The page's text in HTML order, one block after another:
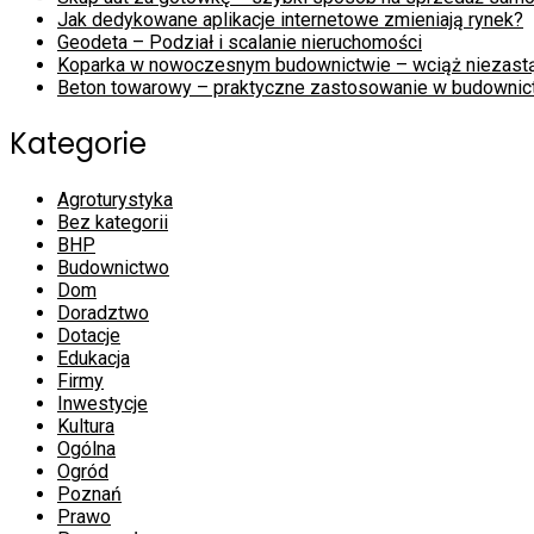
Jak dedykowane aplikacje internetowe zmieniają rynek?
Geodeta – Podział i scalanie nieruchomości
Koparka w nowoczesnym budownictwie – wciąż
Beton towarowy – praktyczne zastosowanie w
Kategorie
Agroturystyka
Bez kategorii
BHP
Budownictwo
Dom
Doradztwo
Dotacje
Edukacja
Firmy
Inwestycje
Kultura
Ogólna
Ogród
Poznań
Prawo